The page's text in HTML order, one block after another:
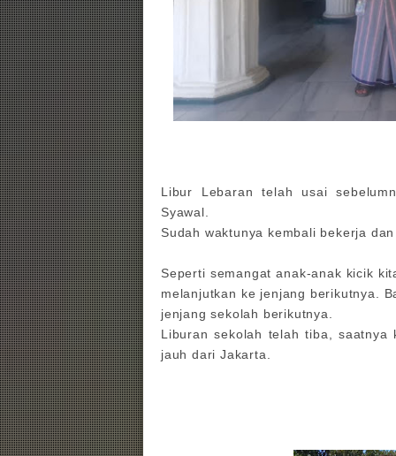
Libur Lebaran telah usai
Syawal.
Sudah waktunya kembali bekerja
Seperti semangat anak-anak kicik
melanjutkan ke jenjang berikutnya.
jenjang sekolah berikutnya.
Liburan sekolah telah tiba,
jauh dari Jakarta.